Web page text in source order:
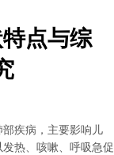
点与综
疾病，主要影响儿
热、咳嗽、呼吸急促